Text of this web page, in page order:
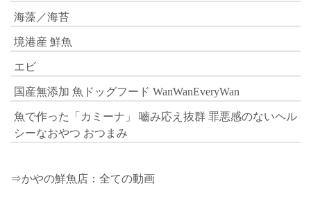
海藻／海苔
境港産 鮮魚
エビ
国産無添加 魚ドッグフード WanWanEveryWan
魚で作った「カミーナ」 嚙み応え抜群 罪悪感のないヘル
シーなおやつ おつまみ
⇒かやの鮮魚店：全ての動画